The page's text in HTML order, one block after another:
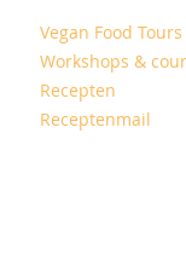
Vegan Food Tours
Workshops &
Recepten
Receptenmail